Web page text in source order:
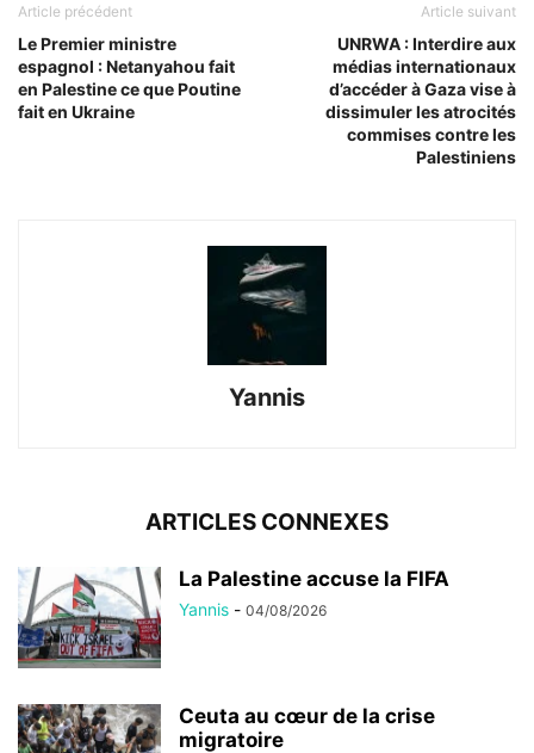
Article précédent
Le Premier ministre
espagnol : Netanyahou fait
en Palestine ce que Poutine
fait en Ukraine
Article suivant
UNRWA : Interdire aux
médias internationaux
d’accéder à Gaza vise à
dissimuler les atrocités
commises contre les
Palestiniens
Yannis
ARTICLES CONNEXES
La Palestine accuse la FIFA
Yannis - 04/08/2026
Ceuta au cœur de la crise
migratoire